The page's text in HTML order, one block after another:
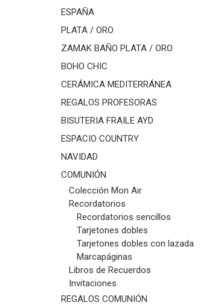
ESPAÑA
PLATA / ORO
ZAMAK BAÑO PLATA / ORO
BOHO CHIC
CERÁMICA MEDITERRÁNEA
REGALOS PROFESORAS
BISUTERIA FRAILE AYD
ESPACIO COUNTRY
NAVIDAD
COMUNIÓN
Colección Mon Air
Recordatorios
Recordatorios sencillos
Tarjetones dobles
Tarjetones dobles con lazada
Marcapáginas
Libros de Recuerdos
Invitaciones
REGALOS COMUNIÓN